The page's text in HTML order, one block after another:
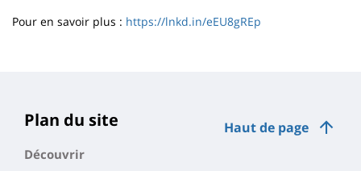
Pour en savoir plus : https://lnkd.in/eEU8gREp
Haut de page
Plan du site
Découvrir